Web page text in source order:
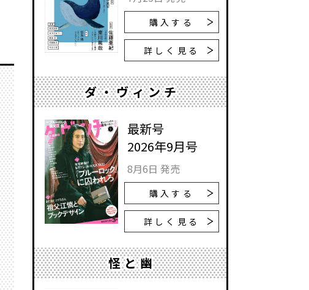
購入する
詳しく見る
ダ・ヴィンチ
最新号
2026年9月号
8月6日 発売
購入する
詳しく見る
怪と幽